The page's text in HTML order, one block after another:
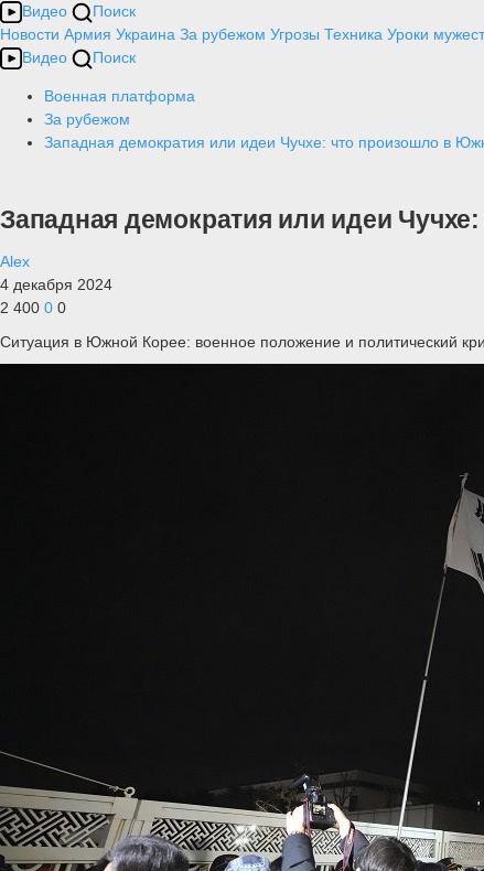
Видео
Поиск
Новости Армия Украина За рубежом Угрозы Техника Уроки
Видео
Поиск
Военная платформа
За рубежом
Западная демократия или идеи Чучхе: что произошло в
Западная демократия или идеи
Alex
4 декабря 2024
2 400 0 0
Ситуация в Южной Корее: военное положение и политический